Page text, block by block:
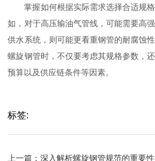
掌握如何根据实际需求选择合适规
如，对于高压输油气管线，可能需要高
供水系统，则可能更看重钢管的耐腐蚀
螺旋钢管时，不仅要考虑其规格参数，
预算以及供应链条件等因素。
标签:
上一篇：深入解析螺旋钢管规范的重要